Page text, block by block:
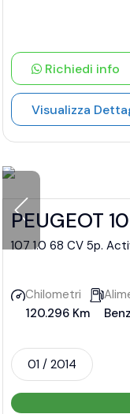
Richiedi info
Visualizza
PEUGEOT
107 1.0 68 CV 5p.
Chilometri
120.296 Km
01 / 2014